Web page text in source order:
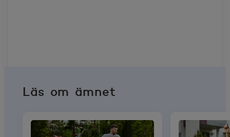
Läs om ämnet